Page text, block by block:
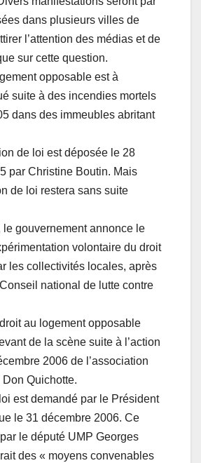
dans plusieurs villes de
l’attention des médias et de
sur cette question.
opposable est à
suite à des incendies mortels
dans des immeubles abritant
de loi est déposée le 28
par Christine Boutin. Mais
de loi restera sans suite
le gouvernement annonce le
volontaire du droit
les collectivités locales, après
national de lutte contre
au logement opposable
de la scène suite à l’action
2006 de l’association
Don Quichotte.
est demandé par le Président
le 31 décembre 2006. Ce
le député UMP Georges
des « moyens convenables